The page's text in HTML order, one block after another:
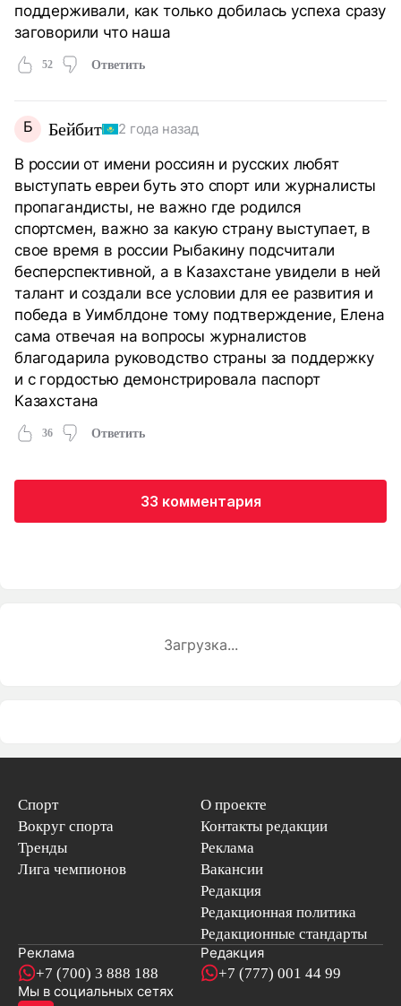
поддерживали, как только добилась успеха сразу
заговорили что наша
52 Ответить
Б Бейбит 2 года назад
В россии от имени россиян и русских любят
выступать евреи буть это спорт или журналисты
пропагандисты, не важно где родился
спортсмен, важно за какую страну выступает, в
свое время в россии Рыбакину подсчитали
бесперспективной, а в Казахстане увидели в ней
талант и создали все условии для ее развития и
победа в Уимблдоне тому подтверждение, Елена
сама отвечая на вопросы журналистов
благодарила руководство страны за поддержку
и с гордостью демонстрировала паспорт
Казахстана
36 Ответить
33 комментария
Загрузка...
Спорт
Вокруг спорта
Тренды
Лига чемпионов
О проекте
Контакты редакции
Реклама
Вакансии
Редакция
Редакционная политика
Редакционные стандарты
Реклама
+7 (700) 3 888 188
Редакция
+7 (777) 001 44 99
Мы в социальных сетях